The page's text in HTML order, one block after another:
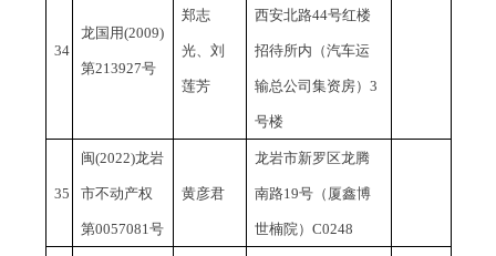
34
龙国用(2009)
第213927号
郑志
光、刘
莲芳
西安北路44号红楼
招待所内（汽车运
输总公司集资房）3
号楼
35
闽(2022)龙岩
市不动产权
第0057081号
黄彦君
龙岩市新罗区龙腾
南路19号（厦鑫博
世楠院）C0248